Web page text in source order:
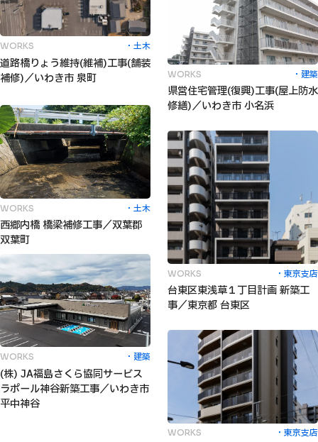
WORKS 土木
道路橋りょう維持(維補)工事(舗装
補修)／いわき市 泉町
WORKS 建築
県営住宅管理(復興)工事(屋上防水
修繕)／いわき市 小名浜
WORKS 土木
西郷内橋 橋梁補修工事／双葉郡
双葉町
WORKS 東京支店
台東区東浅草１丁目計画 新築工
事／東京都 台東区
WORKS 建築
(株) JA福島さくら協同サービス
ラポール神谷新築工事／いわき市
平中神谷
WORKS 東京支店